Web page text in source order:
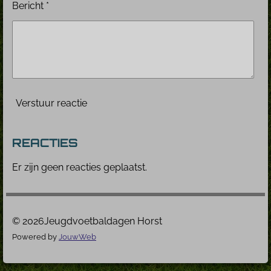
Bericht *
Verstuur reactie
REACTIES
Er zijn geen reacties geplaatst.
© 2026Jeugdvoetbaldagen Horst
Powered by JouwWeb